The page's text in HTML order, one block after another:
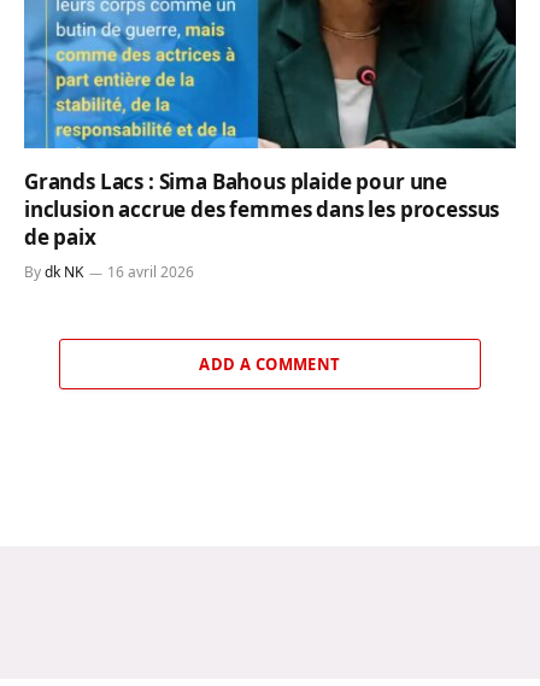
Grands Lacs : Sima Bahous plaide pour une
inclusion accrue des femmes dans les processus
de paix
Bydk NK 16 avril 2026
ADD A COMMENT